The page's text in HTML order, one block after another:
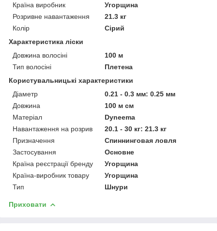
Країна виробник
Угорщина
Розривне навантаження
21.3 кг
Колір
Сірий
Характеристика ліски
Довжина волосіні
100 м
Тип волосіні
Плетена
Користувальницькі характеристики
Діаметр
0.21 - 0.3 мм: 0.25 мм
Довжина
100 м см
Матеріал
Dyneema
Навантаження на розрив
20.1 - 30 кг: 21.3 кг
Призначення
Спиннинговая ловля
Застосування
Основне
Країна реєстрації бренду
Угорщина
Країна-виробник товару
Угорщина
Тип
Шнури
Приховати